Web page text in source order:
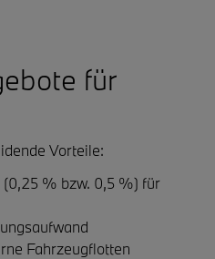
für
Vorteile:
% bzw. 0,5 %) für
Fahrzeugflotten